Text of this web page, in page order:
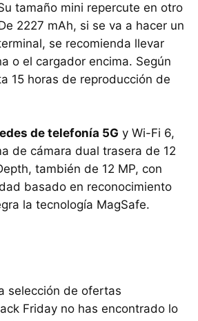
tamaño mini repercute en otro
2227 mAh, si se va a hacer un
se recomienda llevar
o el cargador encima. Según
15 horas de reproducción de
de telefonía 5G y Wi-Fi 6,
de cámara dual trasera de 12
también de 12 MP, con
basado en reconocimiento
la tecnología MagSafe.
selección de ofertas
Friday no has encontrado lo